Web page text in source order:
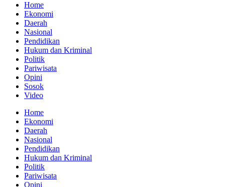
Home
Ekonomi
Daerah
Nasional
Pendidikan
Hukum dan Kriminal
Politik
Pariwisata
Opini
Sosok
Video
Home
Ekonomi
Daerah
Nasional
Pendidikan
Hukum dan Kriminal
Politik
Pariwisata
Opini